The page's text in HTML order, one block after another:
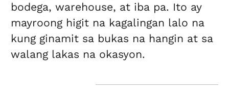
bodega, warehouse, at iba pa. Ito ay
mayroong higit na kagalingan lalo na
kung ginamit sa bukas na hangin at sa
walang lakas na okasyon.